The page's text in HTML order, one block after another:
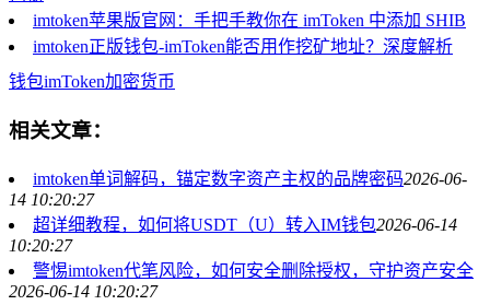
imtoken苹果版官网：手把手教你在 imToken 中添加 SHIB
imtoken正版钱包-imToken能否用作挖矿地址？深度解析
钱包imToken加密货币
相关文章：
imtoken单词解码，锚定数字资产主权的品牌密码2026-06-
14 10:20:27
超详细教程，如何将USDT（U）转入IM钱包2026-06-14
10:20:27
警惕imtoken代笔风险，如何安全删除授权，守护资产安全
2026-06-14 10:20:27